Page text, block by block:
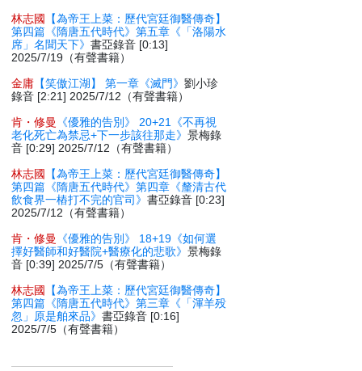
林志國
【為帝王上菜：歷代宮廷御醫傳奇】
第四篇《隋唐五代時代》第五章《「洛陽水
席」名聞天下》書亞錄音 [0:13]
2025/7/19（有聲書籍）
金庸 【笑傲江湖】 第一章《滅門》劉小珍
錄音 [2:21] 2025/7/12（有聲書籍）
肯・修曼
《優雅的告別》 20+21《不再視
老化死亡為禁忌+下一步該往那走》景梅錄
音 [0:29] 2025/7/12（有聲書籍）
林志國
【為帝王上菜：歷代宮廷御醫傳奇】
第四篇《隋唐五代時代》第四章《釐清古代
飲食界一樁打不完的官司》書亞錄音 [0:23]
2025/7/12（有聲書籍）
肯・修曼
《優雅的告別》 18+19《如何選
擇好醫師和好醫院+醫療化的悲歌》景梅錄
音 [0:39] 2025/7/5（有聲書籍）
林志國
【為帝王上菜：歷代宮廷御醫傳奇】
第四篇《隋唐五代時代》第三章《「渾羊殁
忽」原是舶來品》書亞錄音 [0:16]
2025/7/5（有聲書籍）